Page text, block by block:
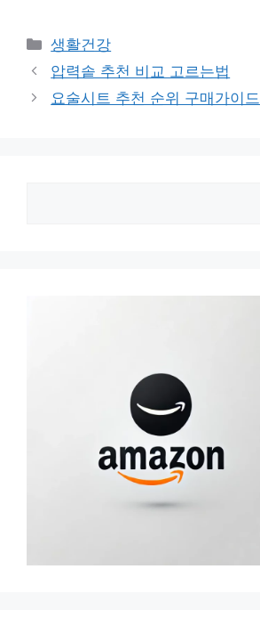
카
테
리
생활건강
압력솥 추천 비교 고르는법
요술시트 추천 순위 구매가이드